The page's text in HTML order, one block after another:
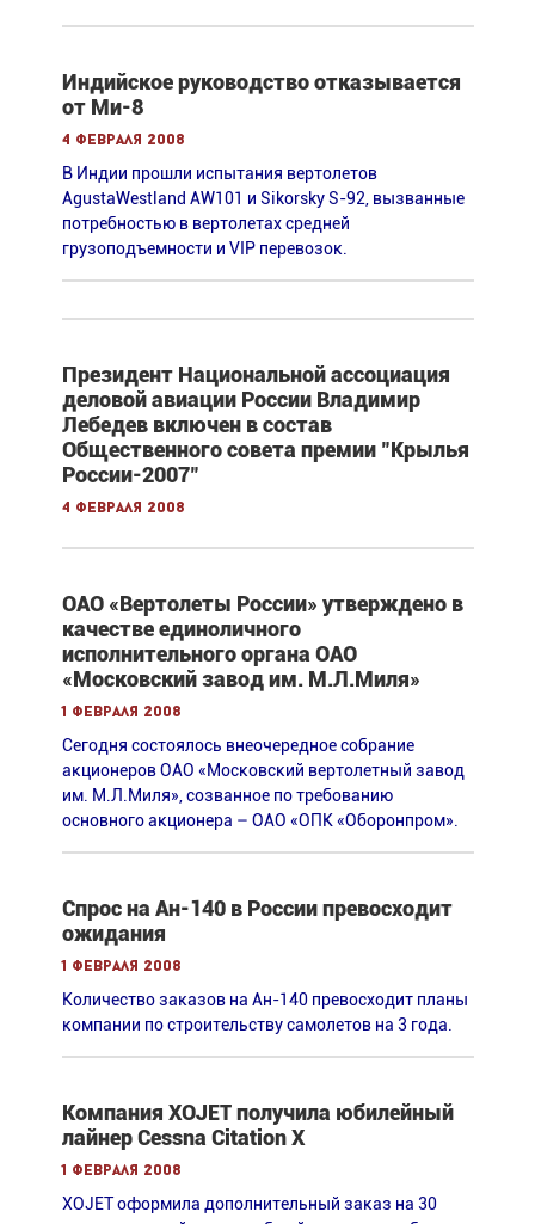
Индийское руководство отказывается
от Ми-8
4 февраля 2008
В Индии прошли испытания вертолетов
AgustaWestland AW101 и Sikorsky S-92, вызванные
потребностью в вертолетах средней
грузоподъемности и VIP перевозок.
Президент Национальной ассоциация
деловой авиации России Владимир
Лебедев включен в состав
Общественного совета премии "Крылья
России-2007"
4 февраля 2008
ОАО «Вертолеты России» утверждено в
качестве единоличного
исполнительного органа ОАО
«Московский завод им. М.Л.Миля»
1 февраля 2008
Сегодня состоялось внеочередное собрание
акционеров ОАО «Московский вертолетный завод
им. М.Л.Миля», созванное по требованию
основного акционера – ОАО «ОПК «Оборонпром».
Спрос на Ан-140 в России превосходит
ожидания
1 февраля 2008
Количество заказов на Ан-140 превосходит планы
компании по строительству самолетов на 3 года.
Компания XOJET получила юбилейный
лайнер Cessna Citation X
1 февраля 2008
XOJET оформила дополнительный заказ на 30